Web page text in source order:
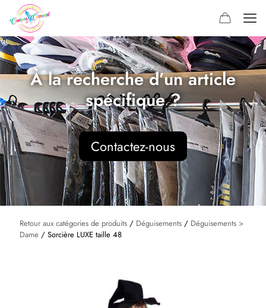
À la recherche d’un article
spécifique ?
Contactez-nous
Retour aux catégories de produits / Déguisements / Déguisements >
Dame / Sorcière LUXE taille 48